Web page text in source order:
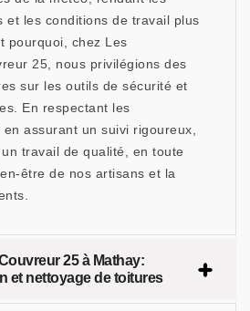
et les conditions de travail plus
pourquoi, chez Les
25, nous privilégions des
sur les outils de sécurité et
En respectant les
assurant un suivi rigoureux,
travail de qualité, en toute
être de nos artisans et la
25 à Mathay:
et nettoyage de toitures